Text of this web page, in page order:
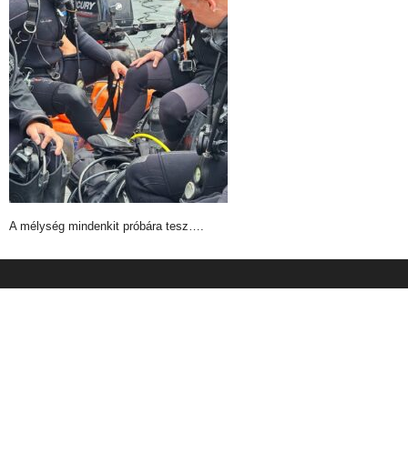
A mélység mindenkit próbára tesz….